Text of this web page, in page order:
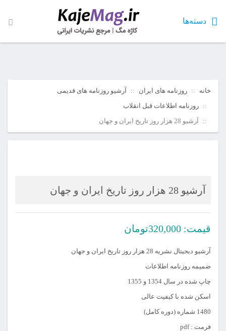
دسته‌ها
خانه روزنامه های ایران
آرشیو روزنامه های قدیمی
روزنامه اطلاعات قبل انقلاب
آرشیو 28 هزار روز تاریخ ایران و جهان
آرشیو 28 هزار روز تاریخ ایران و جهان
قیمت: 320,000تومان
آرشیو دیجیتال نشریه 28 هزار روز تاریخ ایران و جهان
ضمیمه روزنامه اطلاعات
چاپ شده در سال 1354 و 1355
اسکن شده با کیفیت عالی
1480 شماره (دوره کامل)
فرمت : pdf